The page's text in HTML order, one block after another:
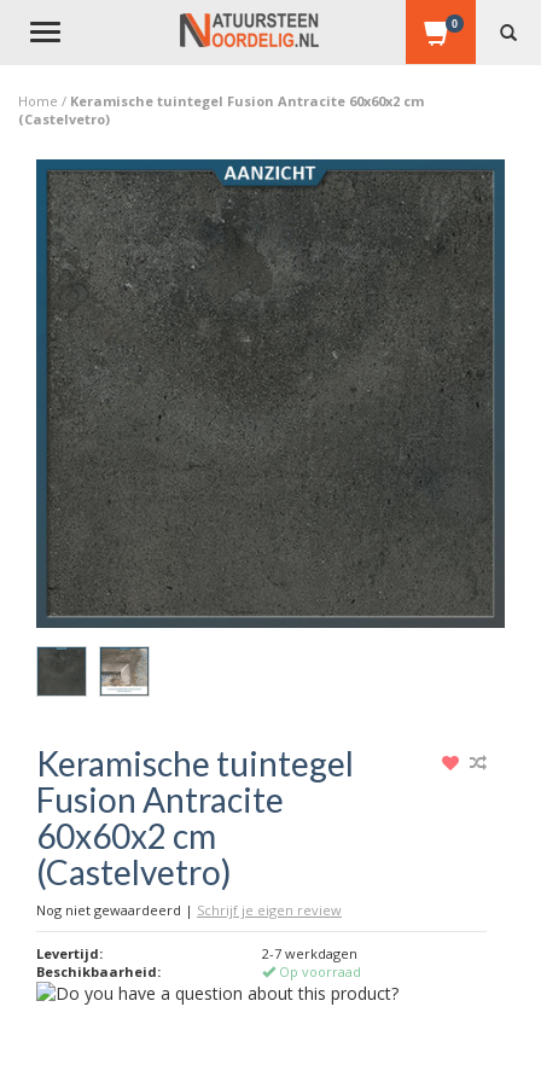
Toggle
0
Home / Keramische tuintegel Fusion Antracite 60x60x2 cm
(Castelvetro)
Keramische tuintegel
Fusion Antracite
60x60x2 cm
(Castelvetro)
Nog niet gewaardeerd | Schrijf je eigen review
Levertijd:
2-7 werkdagen
Beschikbaarheid:
Op voorraad